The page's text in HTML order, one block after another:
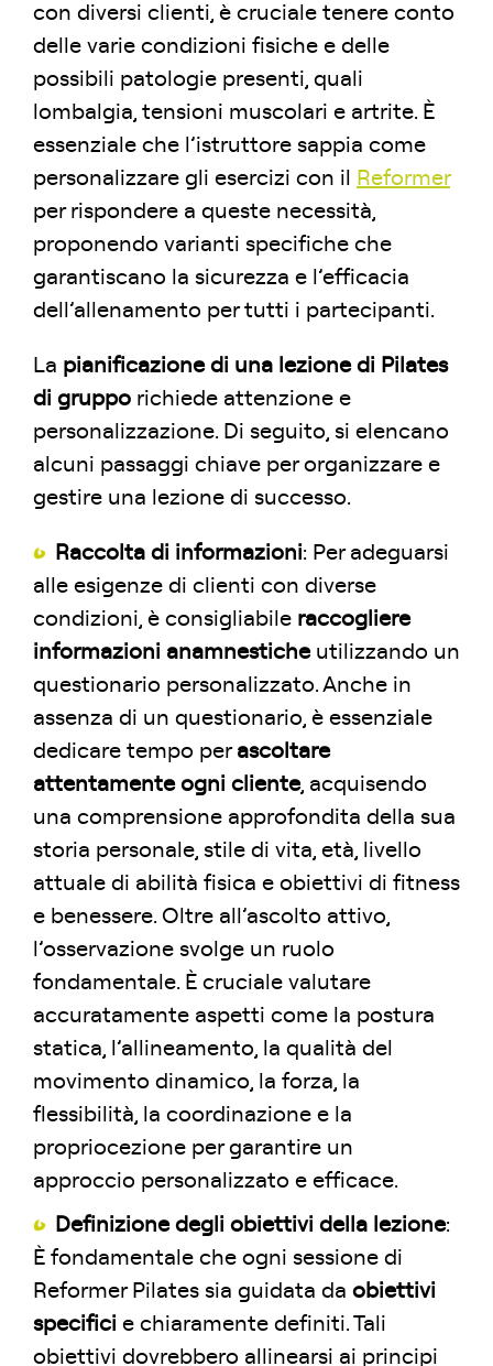
con diversi clienti, è cruciale tenere conto
delle varie condizioni fisiche e delle
possibili patologie presenti, quali
lombalgia, tensioni muscolari e artrite. È
essenziale che l’istruttore sappia come
personalizzare gli esercizi con il
Reformer
per rispondere a queste necessità,
proponendo varianti specifiche che
garantiscano la sicurezza e l’efficacia
dell’allenamento per tutti i partecipanti.
La pianificazione di una lezione di Pilates
di gruppo richiede attenzione e
personalizzazione. Di seguito, si elencano
alcuni passaggi chiave per organizzare e
gestire una lezione di successo.
Raccolta di informazioni: Per adeguarsi
alle esigenze di clienti con diverse
condizioni, è consigliabile raccogliere
informazioni anamnesticheutilizzando un
questionario personalizzato. Anche in
assenza di un questionario, è essenziale
dedicare tempo per ascoltare
attentamente ogni cliente, acquisendo
una comprensione approfondita della sua
storia personale, stile di vita, età, livello
attuale di abilità fisica e obiettivi di fitness
e benessere. Oltre all’ascolto attivo,
l’osservazione svolge un ruolo
fondamentale. È cruciale valutare
accuratamente aspetti come la postura
statica, l’allineamento, la qualità del
movimento dinamico, la forza, la
flessibilità, la coordinazione e la
propriocezione per garantire un
approccio personalizzato e efficace.
Definizione degli obiettivi della lezione:
È fondamentale che ogni sessione di
Reformer Pilates sia guidata da obiettivi
specifici e chiaramente definiti. Tali
obiettivi dovrebbero allinearsi ai principi